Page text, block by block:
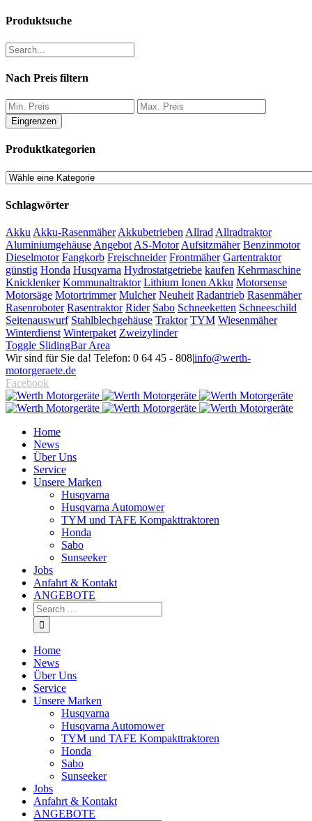
Produktsuche
Nach Preis filtern
Eingrenzen
Produktkategorien
Schlagwörter
Akku Akku-Rasenmäher Akkubetrieben Allrad Allradtraktor
Aluminiumgehäuse Angebot AS-Motor Aufsitzmäher Benzinmotor
Dieselmotor Fangkorb Freischneider Frontmäher Gartentraktor
günstig Honda Husqvarna Hydrostatgetriebe kaufen Kehrmaschine
Knicklenker Kommunaltraktor Lithium Ionen Akku Motorsense
Motorsäge Motortrimmer Mulcher Neuheit Radantrieb Rasenmäher
Rasenroboter Rasentraktor Rider Sabo Schneeketten Schneeschild
Seitenauswurf Stahlblechgehäuse Traktor TYM Wiesenmäher
Winterdienst Winterpaket Zweizylinder
Toggle SlidingBar Area
Wir sind für Sie da! Telefon: 0 64 45 - 808|info@werth-
motorgeraete.de
Facebook
Home
News
Über Uns
Service
Unsere Marken
Husqvarna
Husqvarna Automower
TYM und TAFE Kompakttraktoren
Honda
Sabo
Sunseeker
Jobs
Anfahrt & Kontakt
ANGEBOTE
Home
News
Über Uns
Service
Unsere Marken
Husqvarna
Husqvarna Automower
TYM und TAFE Kompakttraktoren
Honda
Sabo
Sunseeker
Jobs
Anfahrt & Kontakt
ANGEBOTE